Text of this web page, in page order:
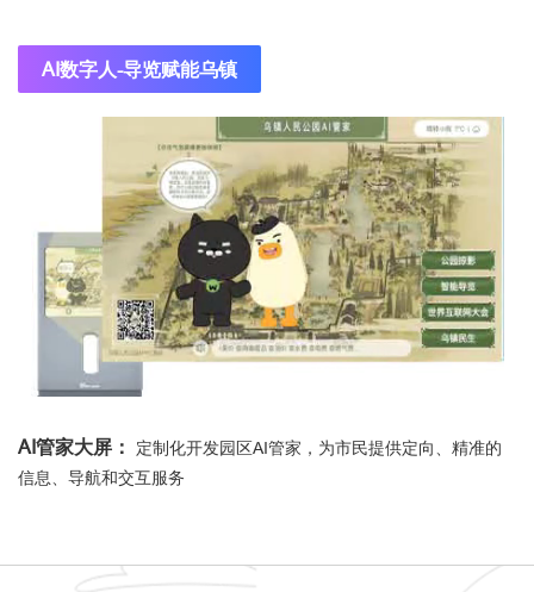
AI数字人-导览赋能乌镇
AI管家大屏：
定制化开发园区AI管家，为市民提供定向、精准的
信息、导航和交互服务